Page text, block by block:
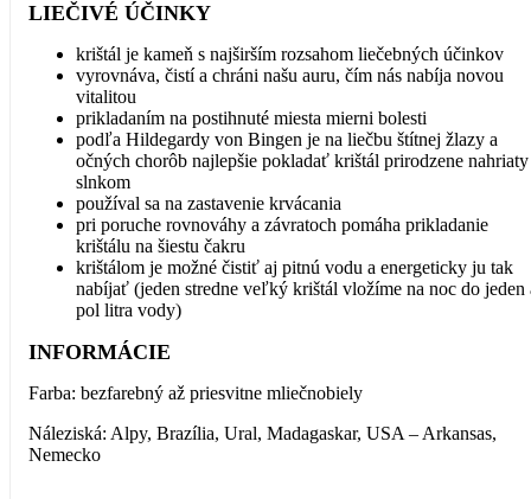
LIEČIVÉ ÚČINKY
krištál je kameň s najširším rozsahom liečebných účinkov
vyrovnáva, čistí a chráni našu auru, čím nás nabíja novou
vitalitou
prikladaním na postihnuté miesta mierni bolesti
podľa Hildegardy von Bingen je na liečbu štítnej žlazy a
očných chorôb najlepšie pokladať krištál prirodzene nahriaty
slnkom
používal sa na zastavenie krvácania
pri poruche rovnováhy a závratoch pomáha prikladanie
krištálu na šiestu čakru
krištálom je možné čistiť aj pitnú vodu a energeticky ju tak
nabíjať (jeden stredne veľký krištál vložíme na noc do jeden
pol litra vody)
INFORMÁCIE
Farba: bezfarebný až priesvitne mliečnobiely
Náleziská: Alpy, Brazília, Ural, Madagaskar, USA – Arkansas,
Nemecko